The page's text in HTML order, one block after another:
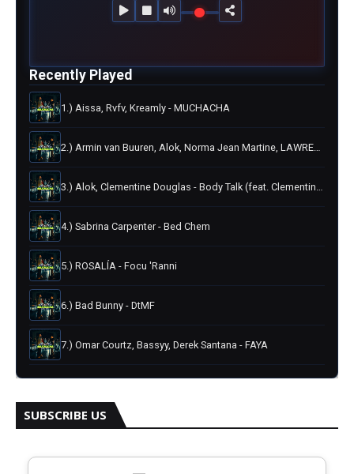
Recently Played
1.) Aissa, Rvfv, Kreamly - MUCHACHA
4.) Sabrina Carpenter - Bed Chem
5.) ROSALÍA - Focu 'Ranni
6.) Bad Bunny - DtMF
7.) Omar Courtz, Bassyy, Derek Santana - FAYA
9.) Boza - Hecha Pa' Mi
SUBSCRIBE US